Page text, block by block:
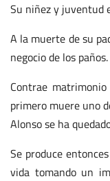
Su niñez y juventud
A la muerte de su
negocio de los paños.
Contrae
primero muere uno
Alonso se ha
Se produce
vida tomando un